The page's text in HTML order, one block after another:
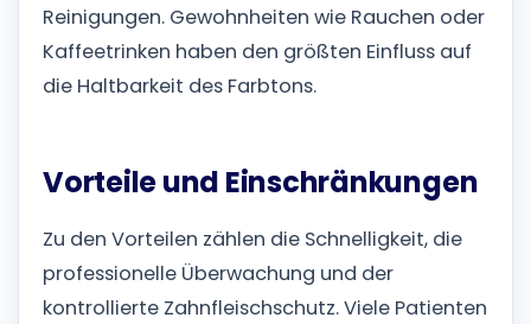
Reinigungen. Gewohnheiten wie Rauchen oder
Kaffeetrinken haben den größten Einfluss auf
die Haltbarkeit des Farbtons.
Vorteile und Einschränkungen
Zu den Vorteilen zählen die Schnelligkeit, die
professionelle Überwachung und der
kontrollierte Zahnfleischschutz. Viele Patienten